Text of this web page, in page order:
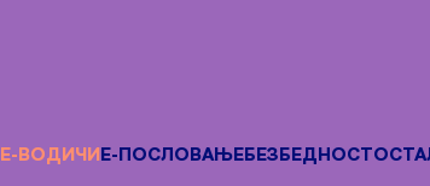
Е-ВОДИЧИЕ-ПОСЛОВАЊЕБЕЗБЕДНОСТ